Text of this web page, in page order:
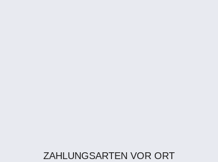
ZAHLUNGSARTEN VOR ORT